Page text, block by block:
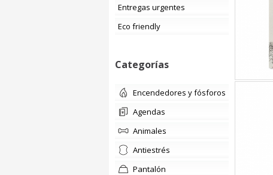
Entregas urgentes
Eco friendly
Categorías
encendedores y fósforos
agendas
animales
antiestrés
pantalón